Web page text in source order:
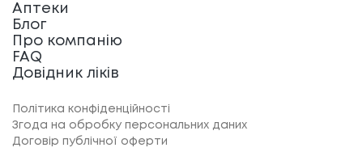
Аптеки
Блог
Про компанію
FAQ
Довідник ліків
Політика конфіденційності
Згода на обробку персональних даних
Договір публічної оферти